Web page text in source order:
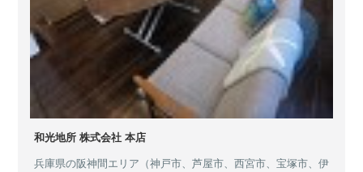
和光地所 株式会社 本店
兵庫県の阪神間エリア（神戸市、芦屋市、西宮市、宝塚市、伊